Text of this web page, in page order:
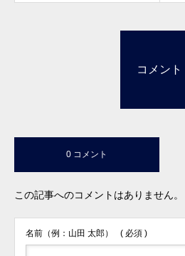
コメント
0 コメント
この記事へのコメントはありません。
名前（例：山田 太郎） ( 必須 )